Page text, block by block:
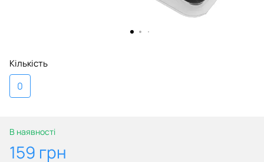
Кількість
0
В наявності
159 грн